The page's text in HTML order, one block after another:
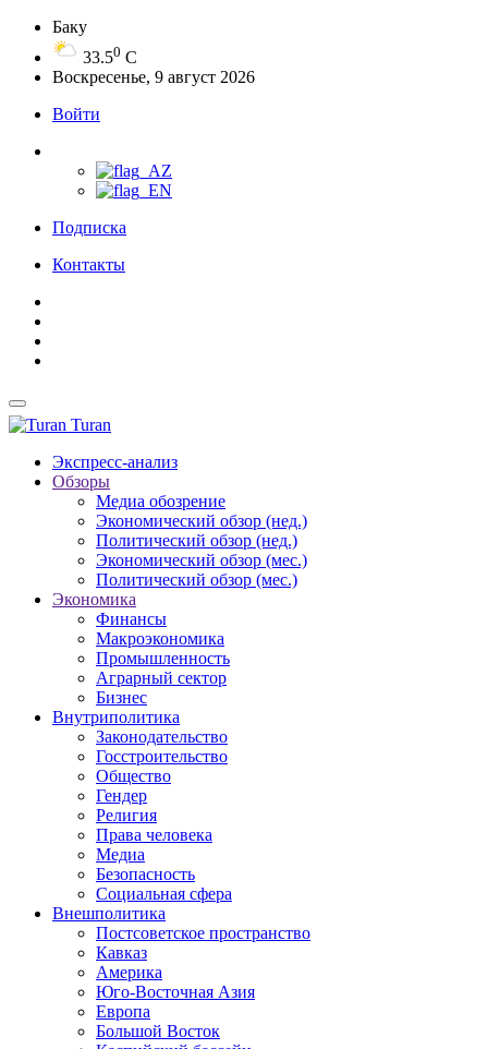
Баку
33.50 C
Воскресенье, 9 август 2026
Войти
Подписка
Контакты
Turan
Экспресс-анализ
Обзоры
Медиа обозрение
Экономический обзор (нед.)
Политический обзор (нед.)
Экономический обзор (мес.)
Политический обзор (мес.)
Экономика
Финансы
Макроэкономика
Промышленность
Аграрный сектор
Бизнес
Внутриполитика
Законодательство
Госстроительство
Общество
Гендер
Религия
Права человека
Медиа
Безопасность
Социальная сфера
Внешполитика
Постсоветское пространство
Кавказ
Америка
Юго-Восточная Азия
Европа
Большой Восток